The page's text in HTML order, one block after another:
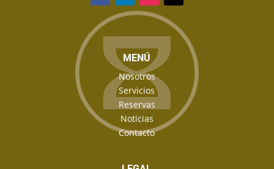
MENÚ
Nosotros
Servicios
Reservas
Noticias
Contacto